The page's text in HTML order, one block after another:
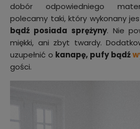
dobór odpowiedniego
polecamy taki, który wykonany
bądź posiada sprężyny. Nie
miękki, ani zbyt twardy.
uzupełnić o kanapę, pufy bądź
gości.